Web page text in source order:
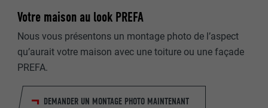
Votre maison au look PREFA
Nous vous présentons un montage photo de l’aspect
qu’aurait votre maison avec une toiture ou une façade
PREFA.
DEMANDER UN MONTAGE PHOTO MAINTENANT
NOM